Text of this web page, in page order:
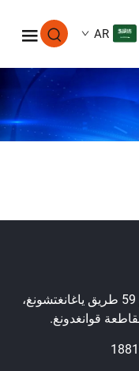
AR
Add: الوحدة 209-213، المبنى IJ، رقم 59 طريق ياغانغتشونغ،
قوانغدونغ.